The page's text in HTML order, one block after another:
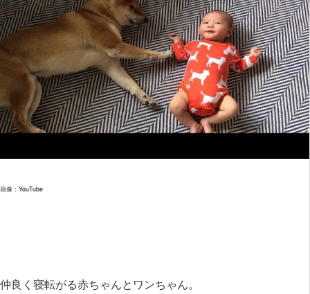
画像： YouTube
仲良く寝転がる赤ちゃんとワンちゃん。